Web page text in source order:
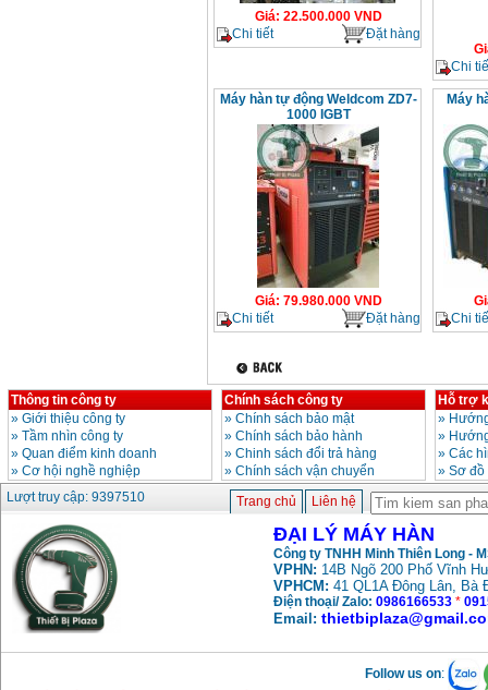
Giá: 22.500.000 VND
Chi tiết
Đặt hàng
Chi
Máy hàn tự động Weldcom ZD7-
1000 IGBT
Giá: 79.980.000 VND
Chi tiết
Đặt hàng
Máy
Chi
Thông tin công ty
» Giới thiệu công ty
» Tầm nhìn công ty
» Quan điểm kinh doanh
» Cơ hội nghề nghiệp
Chính sách công ty
» Chính sách bảo mật
» Chính sách bảo hành
» Chinh sách đổi trả hàng
» Chính sách vận chuyển
Hỗ trợ
»
»
» Các
» Sơ
Lượt truy cập: 9397510
Trang chủ Liên hệ
ĐẠI LÝ MÁY HÀN
Công ty TNHH Minh Thiên Long -
VPHN: 14B Ngõ 200 Phố Vĩnh
VPHCM: 41 QL1A Đông Lân, Bà
Điện thoại/ Zalo: 0986166533 *
Email:
Follow us on: